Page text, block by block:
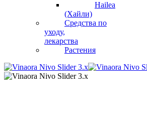
Hailea
(Хайли)
Средства по
уходу,
лекарства
Растения